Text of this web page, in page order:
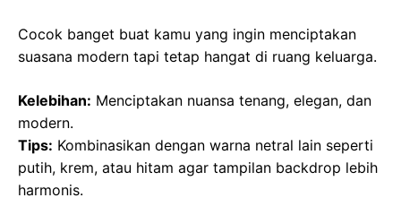
Cocok banget buat kamu yang ingin menciptakan
suasana modern tapi tetap hangat di ruang keluarga.
Kelebihan: Menciptakan nuansa tenang, elegan, dan
modern.
Tips: Kombinasikan dengan warna netral lain seperti
putih, krem, atau hitam agar tampilan backdrop lebih
harmonis.